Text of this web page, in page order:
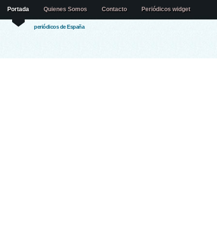
periódicos de España
Portada Quienes Somos Contacto Periódicos widget